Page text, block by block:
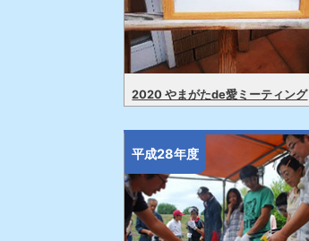
2020 やまがたde愛ミーティング
平成28年度